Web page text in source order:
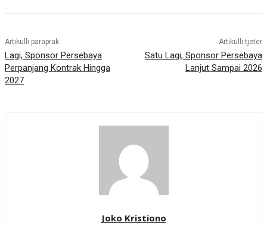
Artikulli paraprak
Lagi, Sponsor Persebaya
Perpanjang Kontrak Hingga
2027
Artikulli tjetër
Satu Lagi, Sponsor Persebaya
Lanjut Sampai 2026
Joko Kristiono